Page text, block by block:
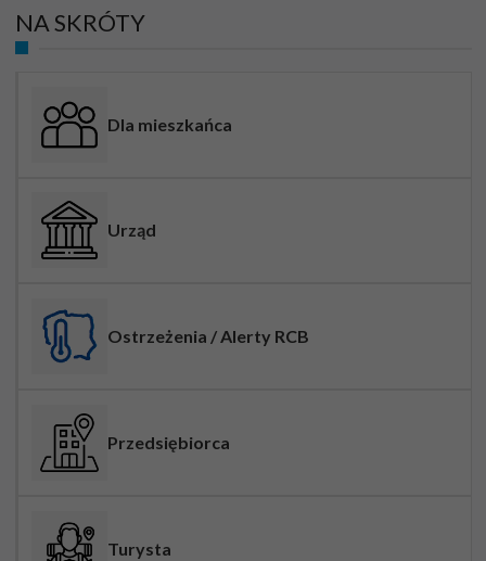
NA SKRÓTY
Dla mieszkańca
Urząd
Ostrzeżenia / Alerty RCB
Przedsiębiorca
Turysta